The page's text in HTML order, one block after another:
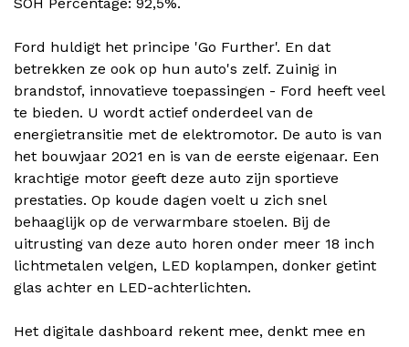
Ford huldigt het principe 'Go Further'. En dat
betrekken ze ook op hun auto's zelf. Zuinig in
brandstof, innovatieve toepassingen - Ford heeft veel
te bieden. U wordt actief onderdeel van de
energietransitie met de elektromotor. De auto is van
het bouwjaar 2021 en is van de eerste eigenaar. Een
krachtige motor geeft deze auto zijn sportieve
prestaties. Op koude dagen voelt u zich snel
behaaglijk op de verwarmbare stoelen. Bij de
uitrusting van deze auto horen onder meer 18 inch
lichtmetalen velgen, LED koplampen, donker getint
glas achter en LED-achterlichten.
Het digitale dashboard rekent mee, denkt mee en